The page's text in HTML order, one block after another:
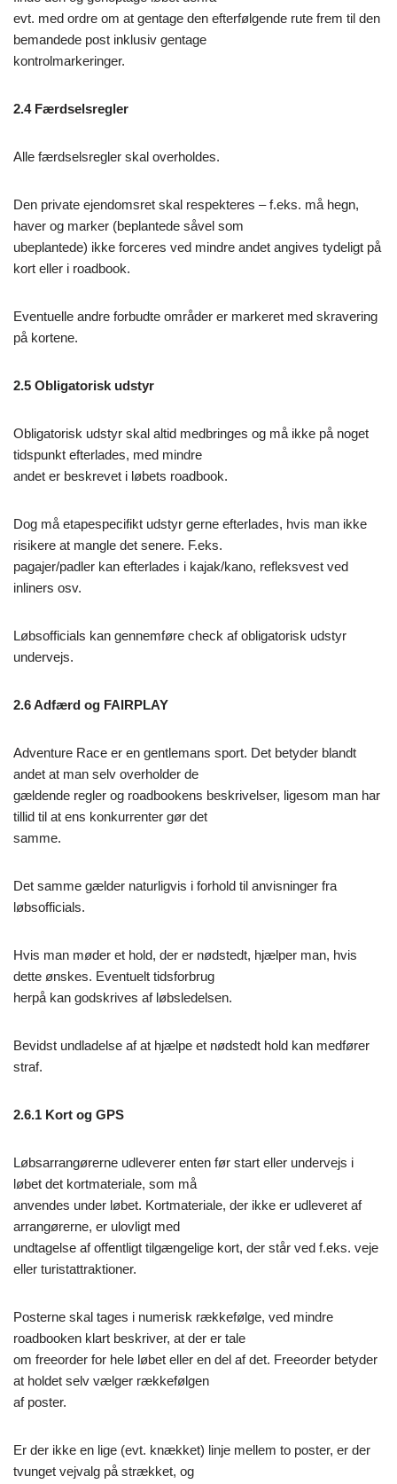
evt. med ordre om at gentage den efterfølgende rute frem til den
bemandede post inklusiv gentage
kontrolmarkeringer.
2.4 Færdselsregler
Alle færdselsregler skal overholdes.
Den private ejendomsret skal respekteres – f.eks. må hegn,
haver og marker (beplantede såvel som
ubeplantede) ikke forceres ved mindre andet angives tydeligt på
kort eller i roadbook.
Eventuelle andre forbudte områder er markeret med skravering
på kortene.
2.5 Obligatorisk udstyr
Obligatorisk udstyr skal altid medbringes og må ikke på noget
tidspunkt efterlades, med mindre
andet er beskrevet i løbets roadbook.
Dog må etapespecifikt udstyr gerne efterlades, hvis man ikke
risikere at mangle det senere. F.eks.
pagajer/padler kan efterlades i kajak/kano, refleksvest ved
inliners osv.
Løbsofficials kan gennemføre check af obligatorisk udstyr
undervejs.
2.6 Adfærd og FAIRPLAY
Adventure Race er en gentlemans sport. Det betyder blandt
andet at man selv overholder de
gældende regler og roadbookens beskrivelser, ligesom man har
tillid til at ens konkurrenter gør det
samme.
Det samme gælder naturligvis i forhold til anvisninger fra
løbsofficials.
Hvis man møder et hold, der er nødstedt, hjælper man, hvis
dette ønskes. Eventuelt tidsforbrug
herpå kan godskrives af løbsledelsen.
Bevidst undladelse af at hjælpe et nødstedt hold kan medfører
straf.
2.6.1 Kort og GPS
Løbsarrangørerne udleverer enten før start eller undervejs i
løbet det kortmateriale, som må
anvendes under løbet. Kortmateriale, der ikke er udleveret af
arrangørerne, er ulovligt med
undtagelse af offentligt tilgængelige kort, der står ved f.eks. veje
eller turistattraktioner.
Posterne skal tages i numerisk rækkefølge, ved mindre
roadbooken klart beskriver, at der er tale
om freeorder for hele løbet eller en del af det. Freeorder betyder
at holdet selv vælger rækkefølgen
af poster.
Er der ikke en lige (evt. knækket) linje mellem to poster, er der
tvunget vejvalg på strækket, og